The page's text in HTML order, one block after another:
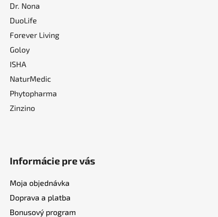
Dr. Nona
DuoLife
Forever Living
Goloy
ISHA
NaturMedic
Phytopharma
Zinzino
Informácie pre vás
Moja objednávka
Doprava a platba
Bonusový program